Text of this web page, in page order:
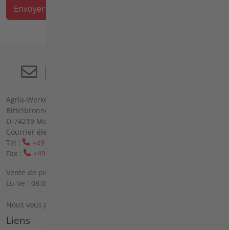
Envoyer
Agria-Werke GmbH (société à responsabilité limitée)
Bittelbronner Str. 42
D-74219 Möckmühl
Courrier électronique :
Tél :
+49 6298 39-0
Fax :
+49 6298 39-111
Vente de pièces de rechange sur place :
Lu-Ve : 08:00 - 12:00 heures et 13:00 - 16:00 heures
Nous vous prions de vous inscrire par téléphone.
Liens